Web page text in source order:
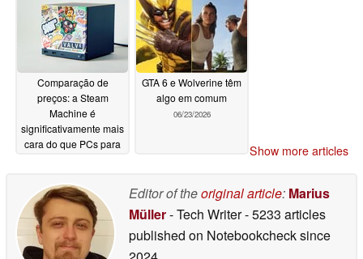
Comparação de
preços: a Steam
Machine é
significativamente mais
cara do que PCs para
GTA 6 e Wolverine têm
algo em comum
06/23/2026
Show more articles
Editor of theoriginal article: Marius
Müller- Tech Writer- 5233 articles
published on Notebookchecksince